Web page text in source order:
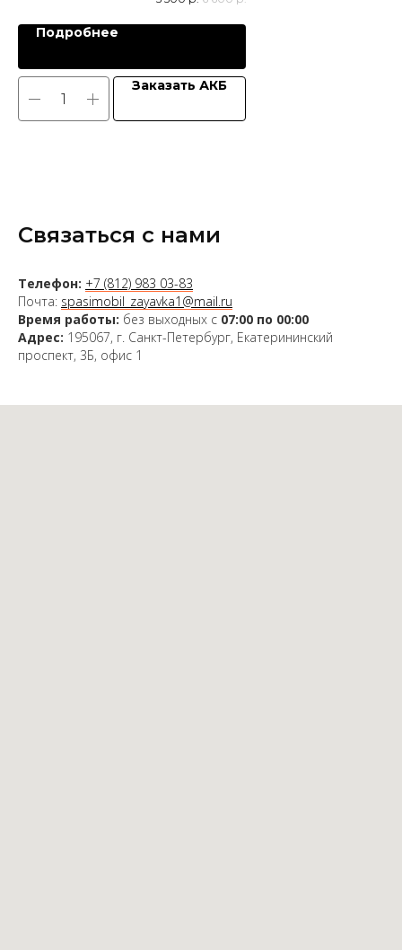
Подробнее
Заказать АКБ
Связаться с нами
Телефон: +7 (812) 983 03-83
Почта: spasimobil_zayavka1@mail.ru
Время работы: без выходных с 07:00 по 00:00
Адрес: 195067, г. Санкт-Петербург, Екатерининский
проспект, 3Б, офис 1